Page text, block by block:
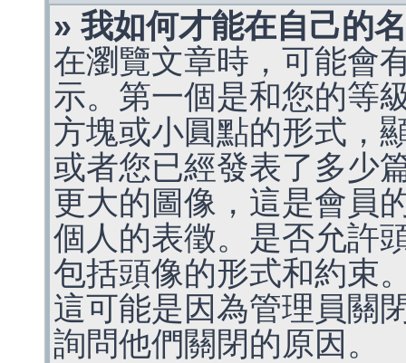
» 我如何才能在自己的
在瀏覽文章時，可能會
示。第一個是和您的等
方塊或小圓點的形式，
或者您已經發表了多少
更大的圖像，這是會員
個人的表徵。是否允許
包括頭像的形式和約束
這可能是因為管理員關
詢問他們關閉的原因。